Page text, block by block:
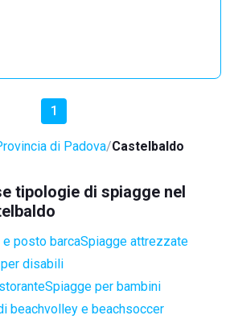
1
di Padova Castelbaldo
tipologie di spiagge nel
posto barcaSpiagge attrezzate
disabili
Spiagge per bambini
beachvolley e beachsoccer